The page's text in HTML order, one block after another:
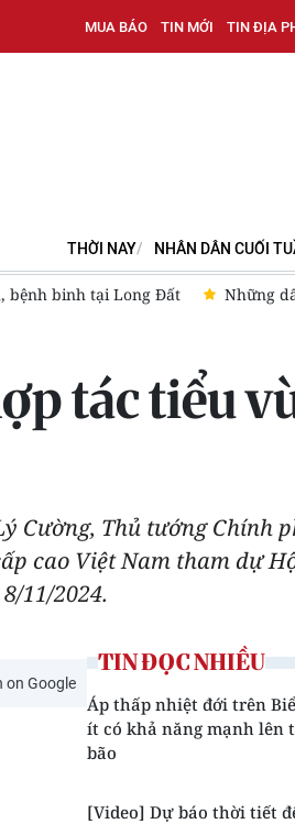
MUA BÁO TIN MỚI TIN ĐỊA
THỜI NAY NHÂN DÂN CUỐI
bệnh binh tại Long Đất Những
tác tiểu
Cường, Thủ tướng Chính
cao Việt Nam tham dự
11/2024.
on Google
TIN ĐỌC NHIỀU
Áp thấp nhiệt đới trên
ít có khả năng mạnh lên
bão
[Video] Dự báo thời tiết